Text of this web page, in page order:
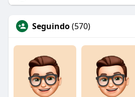
Seguindo(570)